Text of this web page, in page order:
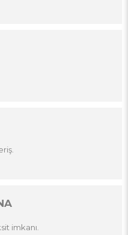
imkanı.